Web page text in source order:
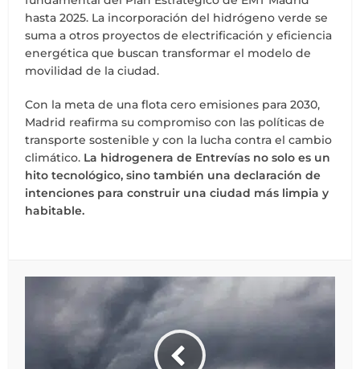
hasta 2025. La incorporación del hidrógeno verde se
suma a otros proyectos de electrificación y eficiencia
energética que buscan transformar el modelo de
movilidad de la ciudad.
Con la meta de una flota cero emisiones para 2030,
Madrid reafirma su compromiso con las políticas de
transporte sostenible y con la lucha contra el cambio
climático. La hidrogenera de Entrevías no solo es un
hito tecnológico, sino también una declaración de
intenciones para construir una ciudad más limpia y
habitable.